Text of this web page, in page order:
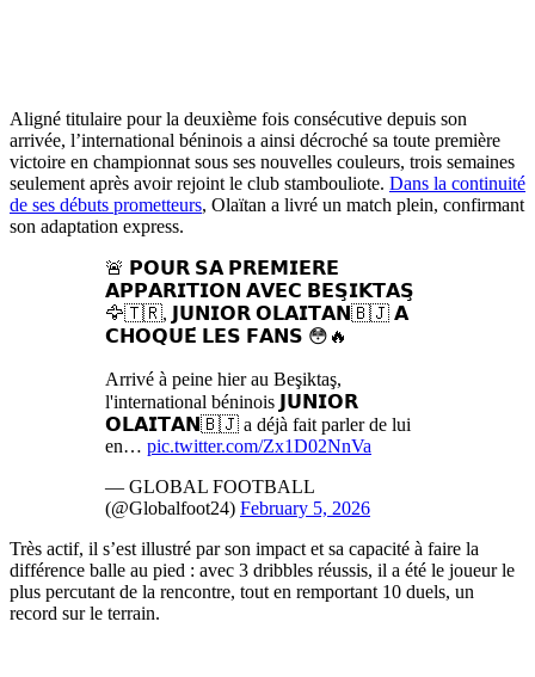
Aligné titulaire pour la deuxième fois consécutive depuis son
arrivée, l’international béninois a ainsi décroché sa toute première
victoire en championnat sous ses nouvelles couleurs, trois semaines
seulement après avoir rejoint le club stambouliote. Dans la continuité
de ses débuts prometteurs, Olaïtan a livré un match plein, confirmant
son adaptation express.
🚨 𝗣𝗢𝗨𝗥 𝗦𝗔 𝗣𝗥𝗘𝗠𝗜𝗘𝗥𝗘
𝗔𝗣𝗣𝗔𝗥𝗜𝗧𝗜𝗢𝗡 𝗔𝗩𝗘𝗖 𝗕𝗘𝗦̧𝗜𝗞𝗧𝗔𝗦̧
🦅🇹🇷, 𝗝𝗨𝗡𝗜𝗢𝗥 𝗢𝗟𝗔𝗜̈𝗧𝗔𝗡🇧🇯 𝗔
𝗖𝗛𝗢𝗤𝗨𝗘́ 𝗟𝗘𝗦 𝗙𝗔𝗡𝗦 😳🔥
Arrivé à peine hier au Beşiktaş,
l'international béninois 𝗝𝗨𝗡𝗜𝗢𝗥
𝗢𝗟𝗔𝗜̈𝗧𝗔𝗡🇧🇯 a déjà fait parler de lui
en… pic.twitter.com/Zx1D02NnVa
— GLOBAL FOOTBALL
(@Globalfoot24) February 5, 2026
Très actif, il s’est illustré par son impact et sa capacité à faire la
différence balle au pied : avec 3 dribbles réussis, il a été le joueur le
plus percutant de la rencontre, tout en remportant 10 duels, un
record sur le terrain.